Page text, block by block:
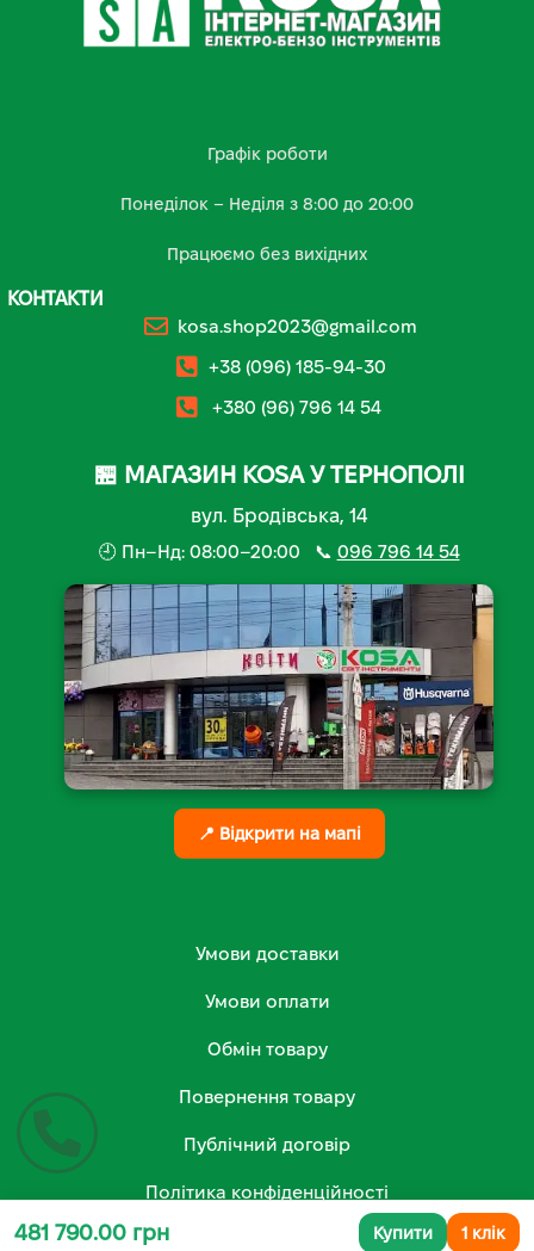
Графік роботи
Понеділок – Неділя з 8:00 до 20:00
Працюємо без вихідних
КОНТАКТИ
kosa.shop2023@gmail.com
+38 (096) 185-94-30
+380 (96) 796 14 54
🏪 МАГАЗИН KOSA У ТЕРНОПОЛІ
вул. Бродівська, 14
🕘 Пн–Нд: 08:00–20:00 📞 096 796 14 54
📍 Відкрити на мапі
Умови доставки
Умови оплати
Обмін товару
Повернення товару
Публічний договір
Політика конфіденційності
481 790.00 грн Купити 1 клік